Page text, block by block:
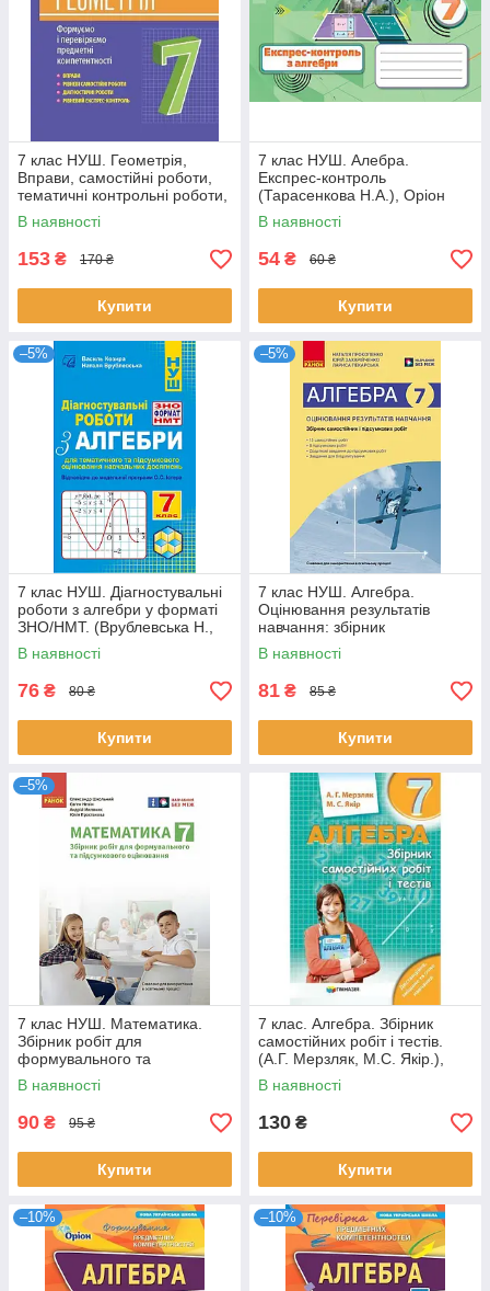
7 клас НУШ. Геометрія,
Вправи, самостійні роботи,
тематичні контрольні роботи,
експрес~контроль (Істер О.
С.),
В наявності
153 ₴ 170 ₴
Купити
7 клас НУШ. Алебра.
Експрес-контроль
(Тарасенкова Н.А.), Оріон
В наявності
54 ₴ 60 ₴
Купити
–5%
7 клас НУШ. Діагностувальні
роботи з алгебри у форматі
ЗНО/НМТ. (Врублевська Н.,
Козира В.), Астон
В наявності
76 ₴ 80 ₴
Купити
–5%
7 клас НУШ. Алгебра.
Оцінювання результатів
навчання: збірник
діагностичних иа підсумкових
робіт (Захарійченко Ю.О.,
В наявності
81 ₴ 85 ₴
Купити
–5%
7 клас НУШ. Математика.
Збірник робіт для
формувального та
підсумкового оцінювання
(Школьний О.В., Нелін Є.П.,
В наявності
90 ₴ 95 ₴
Купити
7 клас. Алгебра. Збірник
самостійних робіт і тестів.
(А.Г. Мерзляк, М.С. Якір.),
Гімназія
В наявності
130 ₴
Купити
–10% –10%